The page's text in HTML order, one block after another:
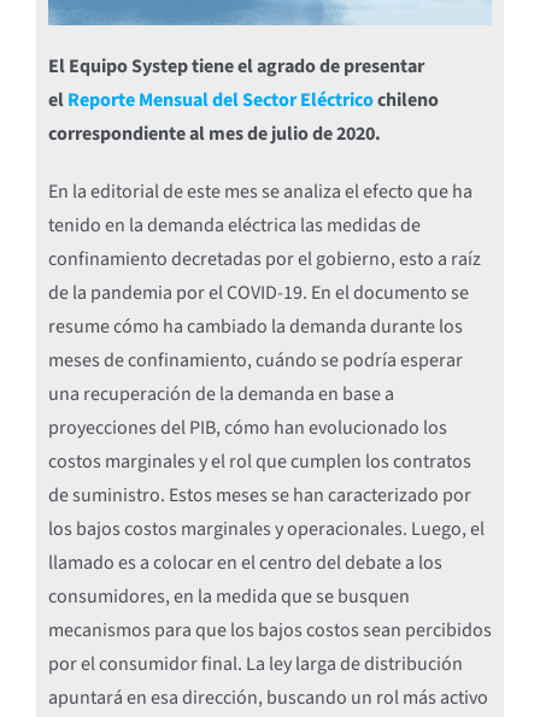
El Equipo Systep tiene el agrado de presentar
elReporte Mensual del Sector Eléctricochileno
correspondiente al mes de julio de 2020.
En la editorial de este mes se analiza el efecto que ha
tenido en la demanda eléctrica las medidas de
confinamiento decretadas por el gobierno, esto a raíz
de la pandemia por el COVID-19. En el documento se
resume cómo ha cambiado la demanda durante los
meses de confinamiento, cuándo se podría esperar
una recuperación de la demanda en base a
proyecciones del PIB, cómo han evolucionado los
costos marginales y el rol que cumplen los contratos
de suministro. Estos meses se han caracterizado por
los bajos costos marginales y operacionales. Luego, el
llamado es a colocar en el centro del debate a los
consumidores, en la medida que se busquen
mecanismos para que los bajos costos sean percibidos
por el consumidor final. La ley larga de distribución
apuntará en esa dirección, buscando un rol más activo